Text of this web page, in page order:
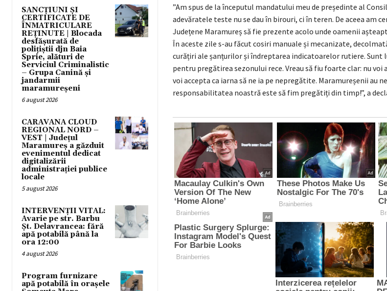
SANCȚIUNI ȘI
CERTIFICATE DE
ÎNMATRICULARE
REȚINUTE | Blocada
desfășurată de
polițiștii djn Baia
Sprie, alături de
Serviciul Criminalistic
– Grupa Canină și
jandarmii
maramureșeni
6 august 2026
CARAVANA CLOUD
REGIONAL NORD –
VEST | Județul
Maramureș a găzduit
evenimentul dedicat
digitalizării
administrației publice
locale
5 august 2026
INTERVENȚII VITAL:
Avarie pe str. Barbu
Șt. Delavrancea: fără
apă potabilă până la
ora 12:00
4 august 2026
Program furnizare
apă potabilă în orașele
”Am spus de la începutul mandatului meu de președinte al
adevăratele teste nu se dau în birouri, ci în teren. De aceea am
Județene Maramureș să fie prezente acolo unde oamenii
În aceste zile s-au făcut cosiri manuale și mecanizate,
curățiri ale șanțurilor și îndreptarea indicatoarelor rutiere. Sunt
pentru pregătirea sezonului rece. Vreau să fiu foarte clar: nu voi
voi accepta ca iarna să ne ia pe nepregătite. Maramureșenii au
responsabilitatea noastră este să fim pregătiți din timp!”, a